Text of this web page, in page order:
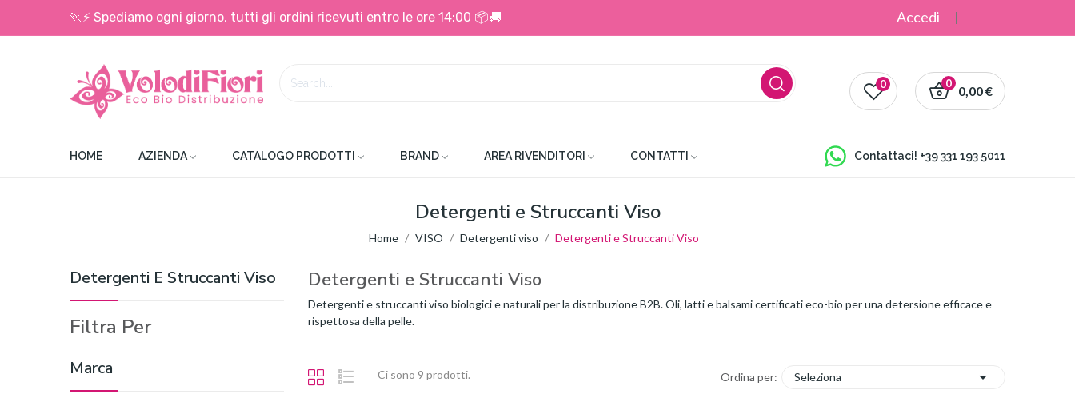
🏃⚡ Spediamo ogni giorno, tutti gli ordini ricevuti entro le ore 14:00 📦🚚 Accedi
0 0,00 €
0
HOME AZIENDA CATALOGO PRODOTTI BRAND AREA RIVENDITORI CONTATTI Contattaci! +39 331 193 5011
Detergenti e Struccanti Viso
Home VISO Detergenti viso Detergenti e Struccanti Viso
Detergenti E Struccanti Viso
Filtra Per
Marca
Detergenti e Struccanti Viso
Detergenti e struccanti viso biologici e naturali per la distribuzione B2B. Oli, latti e balsami certificati eco-bio per una detersione efficace e
rispettosa della pelle.
Ci sono 9 prodotti. Ordina per: Seleziona 